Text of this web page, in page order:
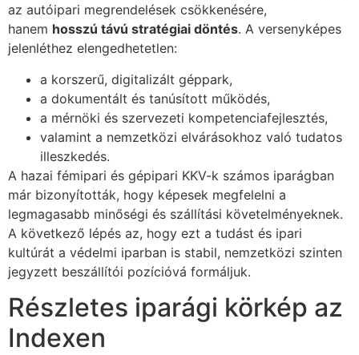
az autóipari megrendelések csökkenésére,
hanem hosszú távú stratégiai döntés. A versenyképes
jelenléthez elengedhetetlen:
a korszerű, digitalizált géppark,
a dokumentált és tanúsított működés,
a mérnöki és szervezeti kompetenciafejlesztés,
valamint a nemzetközi elvárásokhoz való tudatos
illeszkedés.
A hazai fémipari és gépipari KKV-k számos iparágban
már bizonyították, hogy képesek megfelelni a
legmagasabb minőségi és szállítási követelményeknek.
A következő lépés az, hogy ezt a tudást és ipari
kultúrát a védelmi iparban is stabil, nemzetközi szinten
jegyzett beszállítói pozícióvá formáljuk.
Részletes iparági körkép az
Indexen